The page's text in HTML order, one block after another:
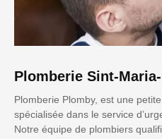
Plomberie Sint-
Plomberie Plomby, est une
spécialisée dans le service
Notre équipe de plombiers